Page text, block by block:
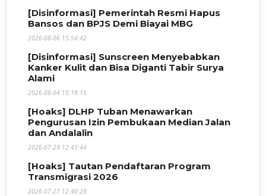
[Disinformasi] Pemerintah Resmi Hapus
Bansos dan BPJS Demi Biayai MBG
2026-08-06 15:54:42
[Disinformasi] Sunscreen Menyebabkan
Kanker Kulit dan Bisa Diganti Tabir Surya
Alami
2026-08-04 15:19:15
[Hoaks] DLHP Tuban Menawarkan
Pengurusan Izin Pembukaan Median Jalan
dan Andalalin
2026-07-29 12:43:44
[Hoaks] Tautan Pendaftaran Program
Transmigrasi 2026
2026-07-27 12:40:28